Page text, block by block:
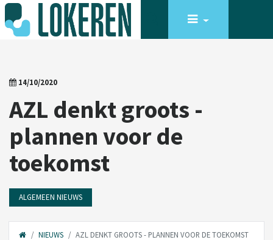
14/10/2020
AZL denkt groots -
plannen voor de
toekomst
ALGEMEEN NIEUWS
NIEUWS AZL DENKT GROOTS - PLANNEN VOOR DE TOEKOMST